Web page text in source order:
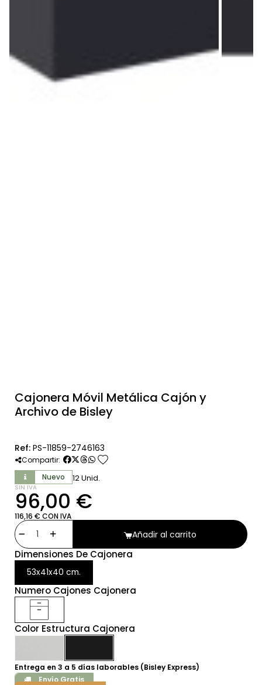
Cajonera Móvil Metálica Cajón y
Archivo de Bisley
Ref: PS-11859-2746163
Compartir: favorite
Nuevo 12 Unid.
SIN IVA
96,00 €
116,16 € CON IVA
Añadir al carrito
Dimensiones De Cajonera
53x41x40 cm.
Numero Cajones Cajonera
Color Estructura Cajonera
Entrega en 3 a 5 días laborables (Bisley Express)
Envío Gratis